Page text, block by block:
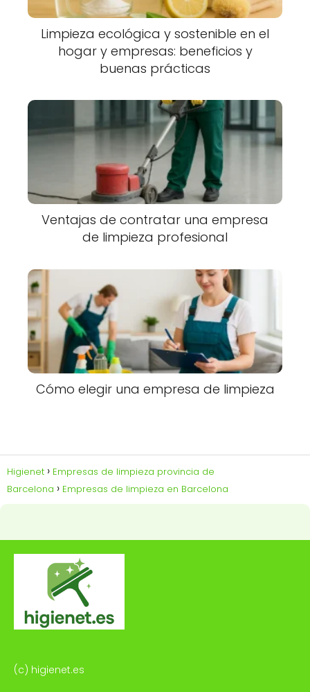
Limpieza ecológica y sostenible en el
hogar y empresas: beneficios y
buenas prácticas
Ventajas de contratar una empresa
de limpieza profesional
Cómo elegir una empresa de limpieza
Higienet
Empresas de limpieza provincia de
Barcelona
Empresas de limpieza en Barcelona
(c) higienet.es